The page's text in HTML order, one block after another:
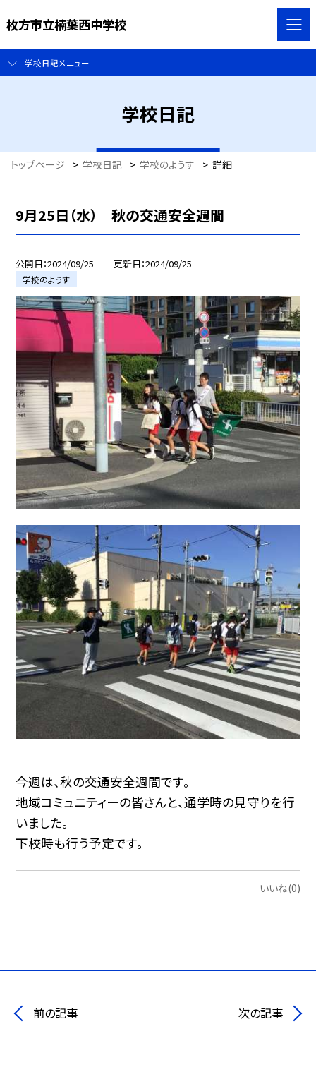
枚方市立楠葉西中学校
学校日記メニュー
学校日記
トップページ > 学校日記 > 学校のようす > 詳細
9月25日（水） 秋の交通安全週間
公開日 2024/09/25 更新日 2024/09/25
学校のようす
今週は、秋の交通安全週間です。
地域コミュニティーの皆さんと、通学時の見守りを行
いました。
下校時も行う予定です。
いいね(0)
前の記事 次の記事